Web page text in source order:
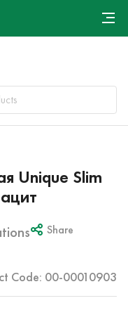
Payment and Delivery
Unique Slim
Share
Code: 00-00010903